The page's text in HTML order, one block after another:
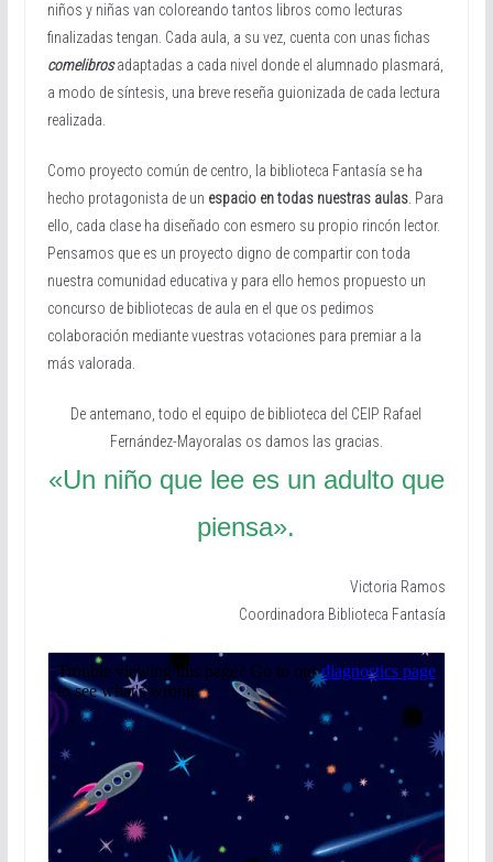
niños y niñas van coloreando tantos libros como lecturas
finalizadas tengan. Cada aula, a su vez, cuenta con unas fichas
comelibrosadaptadas a cada nivel donde el alumnado plasmará,
a modo de síntesis, una breve reseña guionizada de cada lectura
realizada.
Como proyecto común de centro, la biblioteca Fantasía se ha
hecho protagonista de un espacio en todas nuestras aulas. Para
ello, cada clase ha diseñado con esmero su propio rincón lector.
Pensamos que es un proyecto digno de compartir con toda
nuestra comunidad educativa y para ello hemos propuesto un
concurso de bibliotecas de aula en el que os pedimos
colaboración mediante vuestras votaciones para premiar a la
más valorada.
De antemano, todo el equipo de biblioteca del CEIP Rafael
Fernández-Mayoralas os damos las gracias.
«Un niño que lee es un adulto que
piensa».
Victoria Ramos
Coordinadora Biblioteca Fantasía